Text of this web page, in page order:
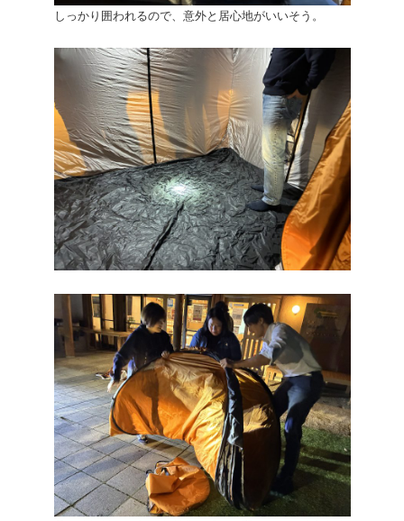
しっかり囲われるので、意外と居心地がいいそう。